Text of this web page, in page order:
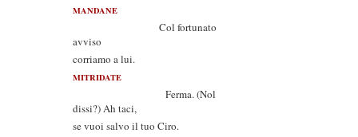
MANDANE
Col fortunato
avviso
corriamo a lui.
MITRIDATE
Ferma. (Nol
dissi?) Ah taci,
se vuoi salvo il tuo Ciro.